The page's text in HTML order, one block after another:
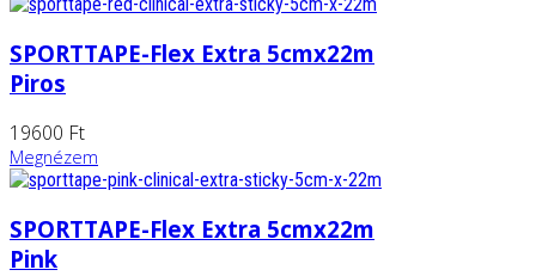
SPORTTAPE-Flex Extra 5cmx22m
Piros
19600 Ft
Megnézem
SPORTTAPE-Flex Extra 5cmx22m
Pink